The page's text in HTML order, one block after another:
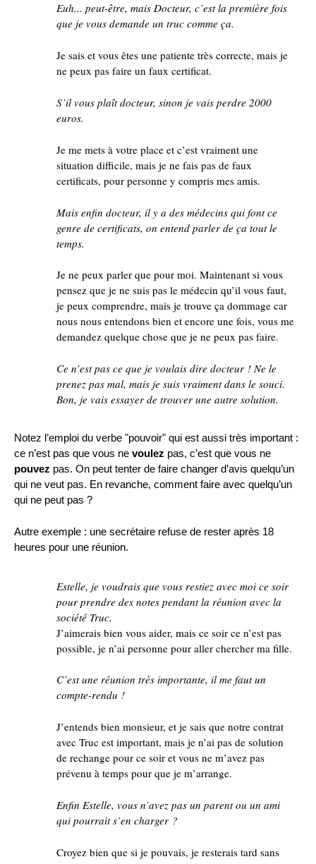
Euh... peut-être, mais Docteur, c’est la première fois
que je vous demande un truc comme ça.
Je sais et vous êtes une patiente très correcte, mais je
ne peux pas faire un faux certificat.
S’il vous plaît docteur, sinon je vais perdre 2000
euros.
Je me mets à votre place et c’est vraiment une
situation difficile, mais je ne fais pas de faux
certificats, pour personne y compris mes amis.
Mais enfin docteur, il y a des médecins qui font ce
genre de certificats, on entend parler de ça tout le
temps.
Je ne peux parler que pour moi. Maintenant si vous
pensez que je ne suis pas le médecin qu’il vous faut,
je peux comprendre, mais je trouve ça dommage car
nous nous entendons bien et encore une fois, vous me
demandez quelque chose que je ne peux pas faire.
Ce n’est pas ce que je voulais dire docteur ! Ne le
prenez pas mal, mais je suis vraiment dans le souci.
Bon, je vais essayer de trouver une autre solution.
Notez l’emploi du verbe "pouvoir" qui est aussi très important :
ce n’est pas que vous ne voulez pas, c’est que vous ne
pouvez pas. On peut tenter de faire changer d’avis quelqu’un
qui ne veut pas. En revanche, comment faire avec quelqu’un
qui ne peut pas ?
Autre exemple : une secrétaire refuse de rester après 18
heures pour une réunion.
Estelle, je voudrais que vous restiez avec moi ce soir
pour prendre des notes pendant la réunion avec la
société Truc.
J’aimerais bien vous aider, mais ce soir ce n’est pas
possible, je n’ai personne pour aller chercher ma fille.
C’est une réunion très importante, il me faut un
compte-rendu !
J’entends bien monsieur, et je sais que notre contrat
avec Truc est important, mais je n’ai pas de solution
de rechange pour ce soir et vous ne m’avez pas
prévenu à temps pour que je m’arrange.
Enfin Estelle, vous n’avez pas un parent ou un ami
qui pourrait s’en charger ?
Croyez bien que si je pouvais, je resterais tard sans